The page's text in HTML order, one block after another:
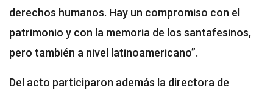
derechos humanos. Hay un compromiso con el
patrimonio y con la memoria de los santafesinos,
pero también a nivel latinoamericano”.
Del acto participaron además la directora de